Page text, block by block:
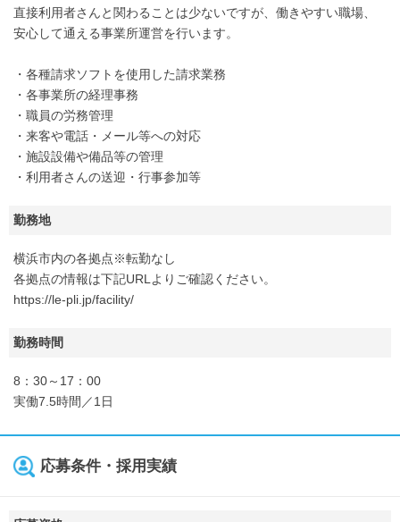
直接利用者さんと関わることは少ないですが、働きやすい職場、
安心して通える事業所運営を行います。
・各種請求ソフトを使用した請求業務
・各事業所の経理事務
・職員の労務管理
・来客や電話・メール等への対応
・施設設備や備品等の管理
・利用者さんの送迎・行事参加等
勤務地
横浜市内の各拠点※転勤なし
各拠点の情報は下記URLよりご確認ください。
https://le-pli.jp/facility/
勤務時間
8：30～17：00
実働7.5時間／1日
応募条件・採用実績